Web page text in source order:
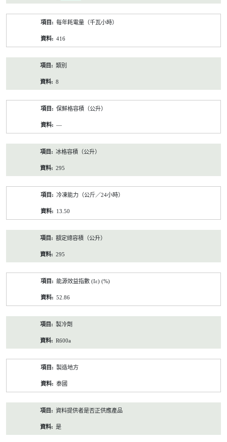
每年耗電量（千瓦小時）
416
類別
8
保鮮格容積（公升）
—
冰格容積（公升）
295
冷凍能力（公斤／24小時）
13.50
額定總容積（公升）
295
能源效益指數 (Iε) (%)
52.86
製冷劑
R600a
製造地方
泰國
資料提供者是否正供應產品
是